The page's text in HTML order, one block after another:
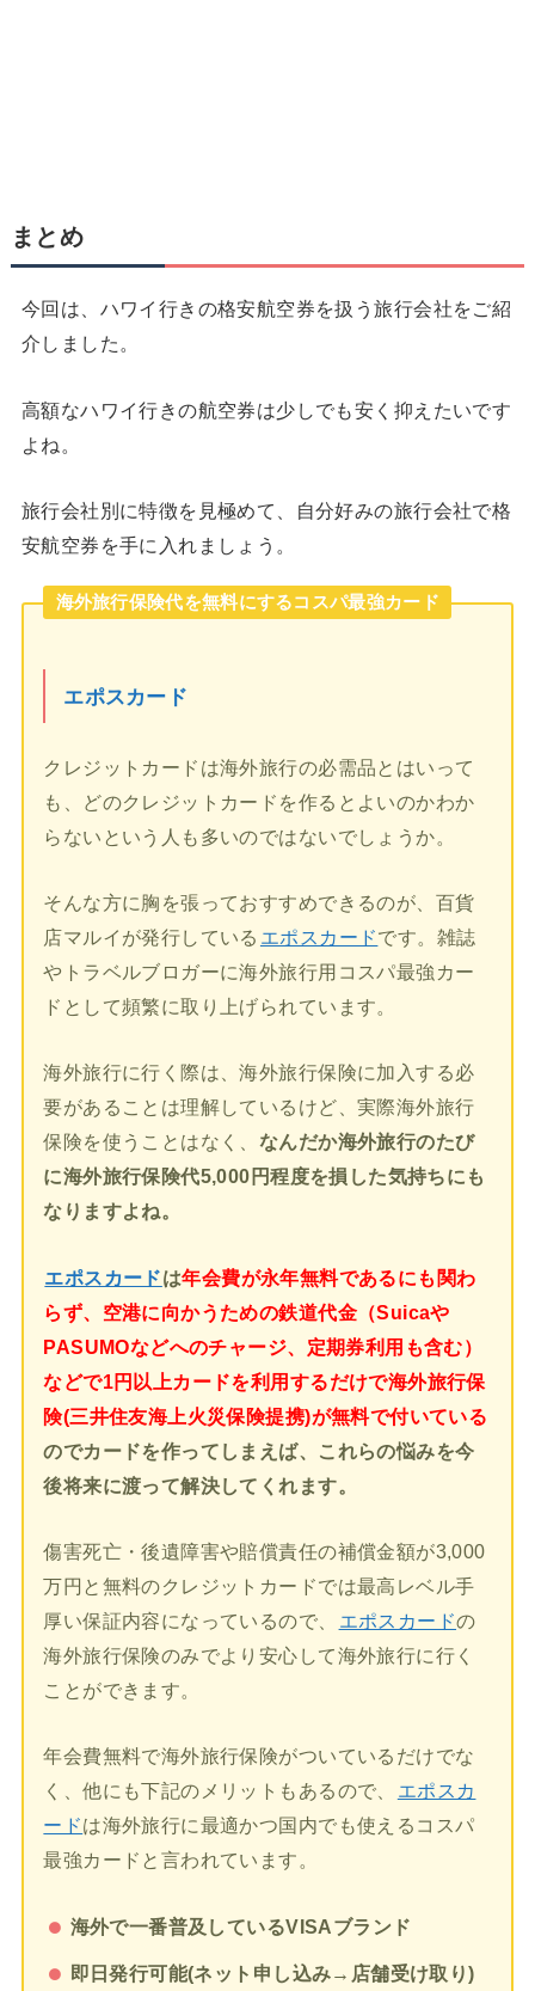
まとめ
今回は、ハワイ行きの格安航空券を扱う旅行会社をご紹
介しました。
高額なハワイ行きの航空券は少しでも安く抑えたいです
よね。
旅行会社別に特徴を見極めて、自分好みの旅行会社で格
安航空券を手に入れましょう。
海外旅行保険代を無料にするコスパ最強カード
エポスカード
クレジットカードは海外旅行の必需品とはいって
も、どのクレジットカードを作るとよいのかわか
らないという人も多いのではないでしょうか。
そんな方に胸を張っておすすめできるのが、百貨
店マルイが発行している エポスカードです。雑誌
やトラベルブロガーに海外旅行用コスパ最強カー
ドとして頻繁に取り上げられています。
海外旅行に行く際は、海外旅行保険に加入する必
要があることは理解しているけど、実際海外旅行
保険を使うことはなく、 なんだか海外旅行のたび
に海外旅行保険代5,000円程度を損した気持ちにも
なりますよね。
エポスカードは年会費が永年無料であるにも関わ
らず、空港に向かうための鉄道代金（Suicaや
PASUMOなどへのチャージ、定期券利用も含む）
などで1円以上カードを利用するだけで海外旅行保
険(三井住友海上火災保険提携)が無料で付いている
のでカードを作ってしまえば、これらの悩みを今
後将来に渡って解決してくれます。
傷害死亡・後遺障害や賠償責任の補償金額が3,000
万円と無料のクレジットカードでは最高レベル手
厚い保証内容になっているので、
エポスカードの
海外旅行保険のみでより安心して海外旅行に行く
ことができます。
年会費無料で海外旅行保険がついているだけでな
く、他にも下記のメリットもあるので、
エポスカ
ードは海外旅行に最適かつ国内でも使えるコスパ
最強カードと言われています。
海外で一番普及しているVISAブランド
即日発行可能(ネット申し込み→店舗受け取り)